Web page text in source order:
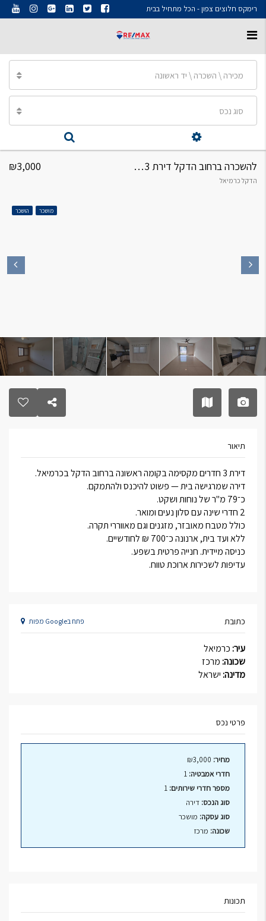
רימקס חלוצים צפון - הכל מתחיל בבית
מכירה \ השכרה \ יד ראשונה
סוג נכס
להשכרה ברחוב הדקל דירת 3 חדרים
הדקל כרמיאל
₪3,000
מושכר הושכר
תיאור
דירת 3 חדרים מקסימה בקומה ראשונה ברחוב הדקל בכרמיאל.
דירה שמרגישה בית — פשוט להיכנס ולהתמקם.
כ־79 מ"ר של נוחות ושקט.
2 חדרי שינה עם סלון נעים ומואר.
כולל מטבח מאובזר, מזגנים וגם מאווררי תקרה.
ללא ועד בית, ארנונה כ־700 ₪ לחודשיים.
כניסה מיידית. חנייה פרטית בשפע.
עדיפות לשכירות ארוכת טווח.
כתובת פתח בGoogle מפות
עיר:כרמיאל
שכונה:מרכז
מדינה:ישראל
פרטי נכס
מחיר:
חדרי אמבטיה:
מספר חדרי שירותים:
סוג הנכס: דירה
סוג עסקה: מושכר
שכונה: מרכז
תכונות